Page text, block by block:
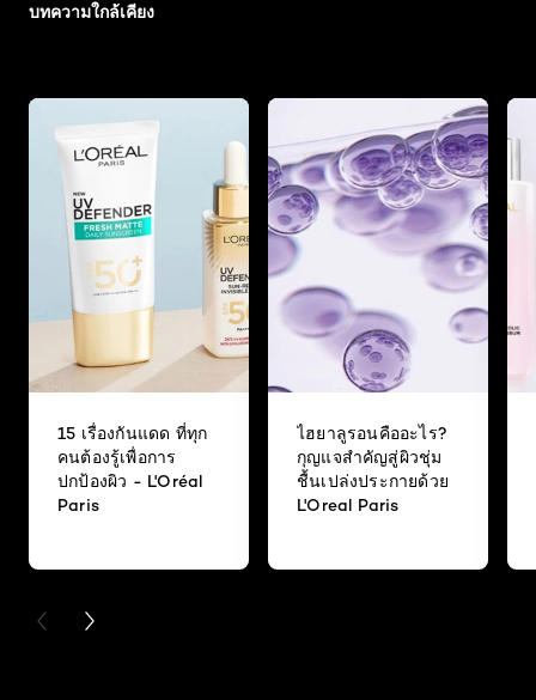
บทความใกล้เคียง
15 เรื่องกันแดด ที่ทุก
คนต้องรู้เพื่อการ
ปกป้องผิว - L'Oréal
Paris
ไฮยาลูรอนคืออะไร?
กุญแจสำคัญสู่ผิวชุ่ม
ชื้นเปล่งประกายด้วย
L'Oreal Paris
PREVIOUS CARD
NEXT CARD